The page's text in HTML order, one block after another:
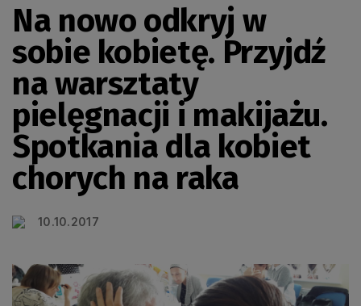
Na nowo odkryj w
sobie kobietę. Przyjdź
na warsztaty
pielęgnacji i makijażu.
Spotkania dla kobiet
chorych na raka
10.10.2017